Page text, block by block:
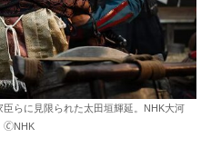
らに見限られた太田垣輝延。NHK大河
🄫NHK